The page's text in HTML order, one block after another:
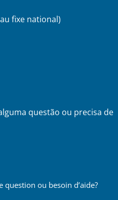
fixe national)
questão ou precisa de
ou besoin d’aide?